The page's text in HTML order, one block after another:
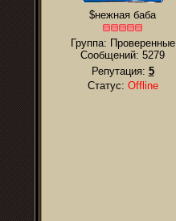
$нежная баба
Группа: Проверенные
Сообщений: 5279
Репутация: 5
Статус: Offline